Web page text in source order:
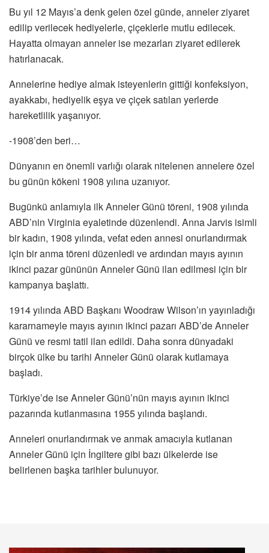
Bu yıl 12 Mayıs’a denk gelen özel günde, anneler ziyaret
edilip verilecek hediyelerle, çiçeklerle mutlu edilecek.
Hayatta olmayan anneler ise mezarları ziyaret edilerek
hatırlanacak.
Annelerine hediye almak isteyenlerin gittiği konfeksiyon,
ayakkabı, hediyelik eşya ve çiçek satılan yerlerde
hareketlilik yaşanıyor.
-1908’den beri…
Dünyanın en önemli varlığı olarak nitelenen annelere özel
bu günün kökeni 1908 yılına uzanıyor.
Bugünkü anlamıyla ilk Anneler Günü töreni, 1908 yılında
ABD’nin Virginia eyaletinde düzenlendi. Anna Jarvis isimli
bir kadın, 1908 yılında, vefat eden annesi onurlandırmak
için bir anma töreni düzenledi ve ardından mayıs ayının
ikinci pazar gününün Anneler Günü ilan edilmesi için bir
kampanya başlattı.
1914 yılında ABD Başkanı Woodraw Wilson’ın yayınladığı
kararnameyle mayıs ayının ikinci pazarı ABD’de Anneler
Günü ve resmi tatil ilan edildi. Daha sonra dünyadaki
birçok ülke bu tarihi Anneler Günü olarak kutlamaya
başladı.
Türkiye’de ise Anneler Günü’nün mayıs ayının ikinci
pazarında kutlanmasına 1955 yılında başlandı.
Anneleri onurlandırmak ve anmak amacıyla kutlanan
Anneler Günü için İngiltere gibi bazı ülkelerde ise
belirlenen başka tarihler bulunuyor.